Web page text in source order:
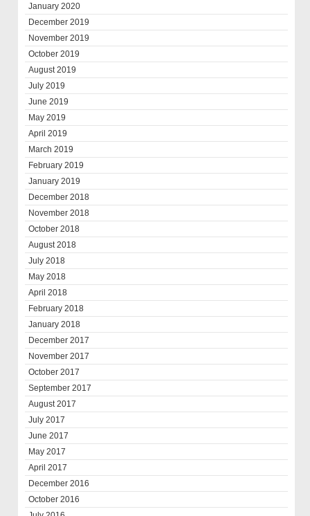
January 2020
December 2019
November 2019
October 2019
August 2019
July 2019
June 2019
May 2019
April 2019
March 2019
February 2019
January 2019
December 2018
November 2018
October 2018
August 2018
July 2018
May 2018
April 2018
February 2018
January 2018
December 2017
November 2017
October 2017
September 2017
August 2017
July 2017
June 2017
May 2017
April 2017
December 2016
October 2016